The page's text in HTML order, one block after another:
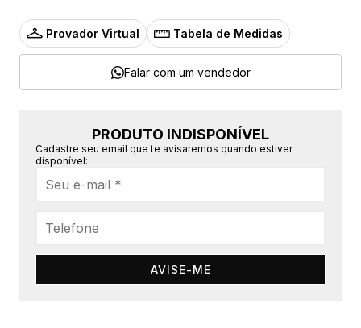
Provador Virtual Tabela de Medidas
Falar com um vendedor
PRODUTO INDISPONÍVEL
Cadastre seu email que te avisaremos quando estiver
disponível:
AVISE-ME